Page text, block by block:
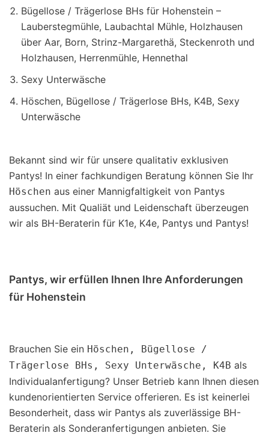
Bügellose / Trägerlose BHs für Hohenstein –
Lauberstegmühle, Laubachtal Mühle, Holzhausen
über Aar, Born, Strinz-Margarethä, Steckenroth und
Holzhausen, Herrenmühle, Hennethal
Sexy Unterwäsche
Höschen, Bügellose / Trägerlose BHs, K4B, Sexy
Unterwäsche
Bekannt sind wir für unsere qualitativ exklusiven
Pantys! In einer fachkundigen Beratung können Sie Ihr
Höschen aus einer Mannigfaltigkeit von Pantys
aussuchen. Mit Qualiät und Leidenschaft überzeugen
wir als BH-Beraterin für K1e, K4e, Pantys und Pantys!
Pantys, wir erfüllen Ihnen Ihre Anforderungen
für Hohenstein
Brauchen Sie ein Höschen, Bügellose /
Trägerlose BHs, Sexy Unterwäsche, K4B als
Individualanfertigung? Unser Betrieb kann Ihnen diesen
kundenorientierten Service offerieren. Es ist keinerlei
Besonderheit, dass wir Pantys als zuverlässige BH-
Beraterin als Sonderanfertigungen anbieten. Sie